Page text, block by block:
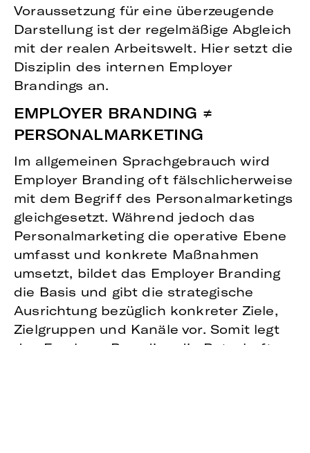
Voraussetzung für eine überzeugende
Darstellung ist der regelmäßige Abgleich
mit der realen Arbeitswelt. Hier setzt die
Disziplin des internen Employer
Brandings an.
EMPLOYER BRANDING ≠
PERSONALMARKETING
Im allgemeinen Sprachgebrauch wird
Employer Branding oft fälschlicherweise
mit dem Begriff des Personalmarketings
gleichgesetzt. Während jedoch das
Personalmarketing die operative Ebene
umfasst und konkrete Maßnahmen
umsetzt, bildet das Employer Branding
die Basis und gibt die strategische
Ausrichtung bezüglich konkreter Ziele,
Zielgruppen und Kanäle vor. Somit legt
das Employer Branding die Botschaften